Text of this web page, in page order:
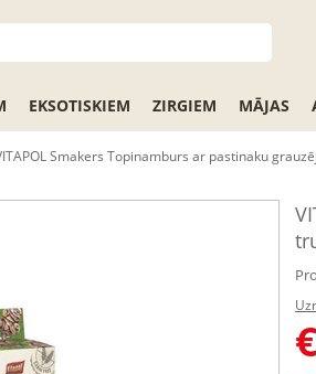
EKSOTISKIEM ZIRGIEM MĀJAS
Smakers Topinamburs ar pastinaku